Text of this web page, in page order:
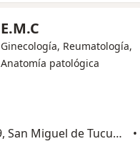
E.M.C
Ginecología, Reumatología,
Anatomía patológica
Monteagudo 719, San Miguel de Tucumán •